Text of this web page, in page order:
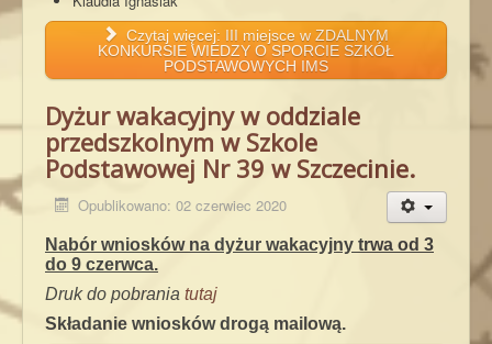
Czytaj więcej: III miejsce w ZDALNYM
KONKURSIE WIEDZY O SPORCIE SZKÓŁ
PODSTAWOWYCH IMS
Dyżur wakacyjny w oddziale
przedszkolnym w Szkole
Podstawowej Nr 39 w Szczecinie.
Opublikowano: 02 czerwiec 2020
Nabór wniosków na dyżur wakacyjny trwa od 3
do 9 czerwca.
Druk do pobrania tutaj
S kładanie wniosków drogą mailową.